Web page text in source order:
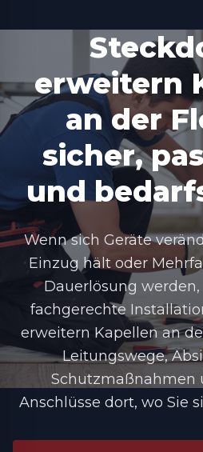
erweitern
an der
sicher,
und
Wenn sich Geräte
Einzug hält oder
Dauerlösung
fachgerechte
erweitern Kapellen an
Leitungswege,
Schutzmaßnahmen
Anschlüsse dort, wo Sie